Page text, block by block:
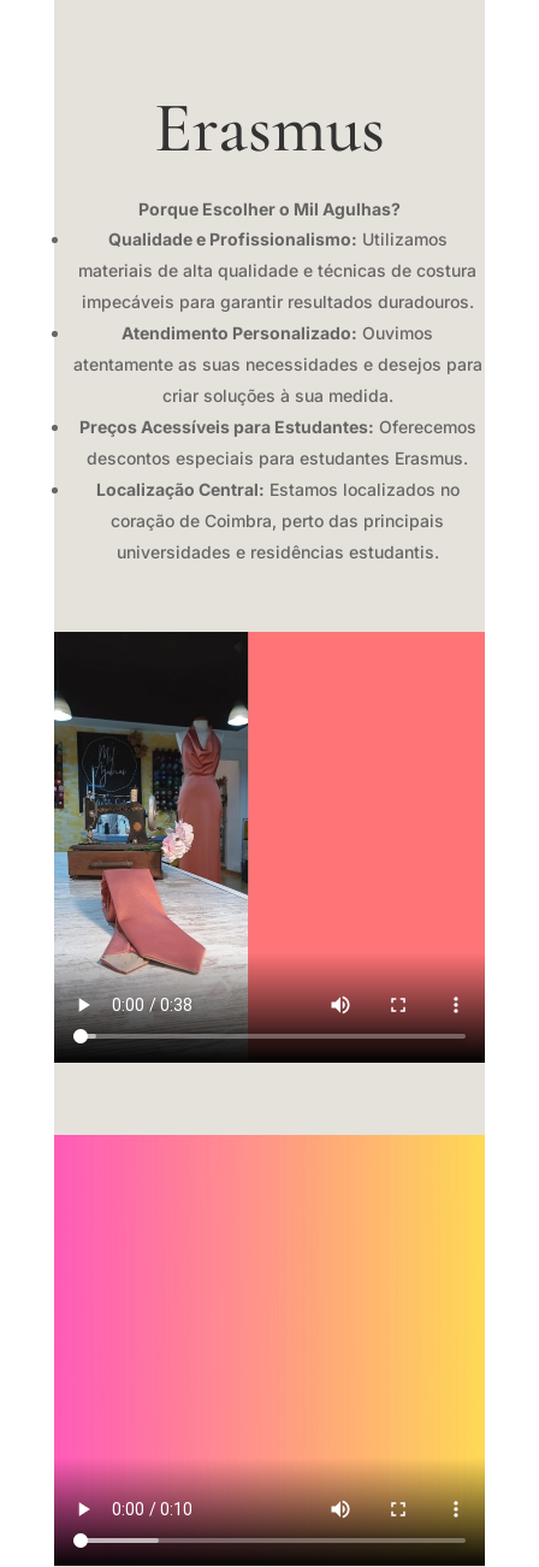
Erasmus
Porque Escolher o Mil Agulhas?
Qualidade e Profissionalismo: Utilizamos
materiais de alta qualidade e técnicas de costura
impecáveis para garantir resultados duradouros.
Atendimento Personalizado: Ouvimos
atentamente as suas necessidades e desejos para
criar soluções à sua medida.
Preços Acessíveis para Estudantes: Oferecemos
descontos especiais para estudantes Erasmus.
Localização Central: Estamos localizados no
coração de Coimbra, perto das principais
universidades e residências estudantis.